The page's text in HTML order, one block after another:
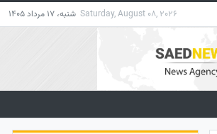
Saturday, August 08, 2026 شنبه، 17 مرداد 1405